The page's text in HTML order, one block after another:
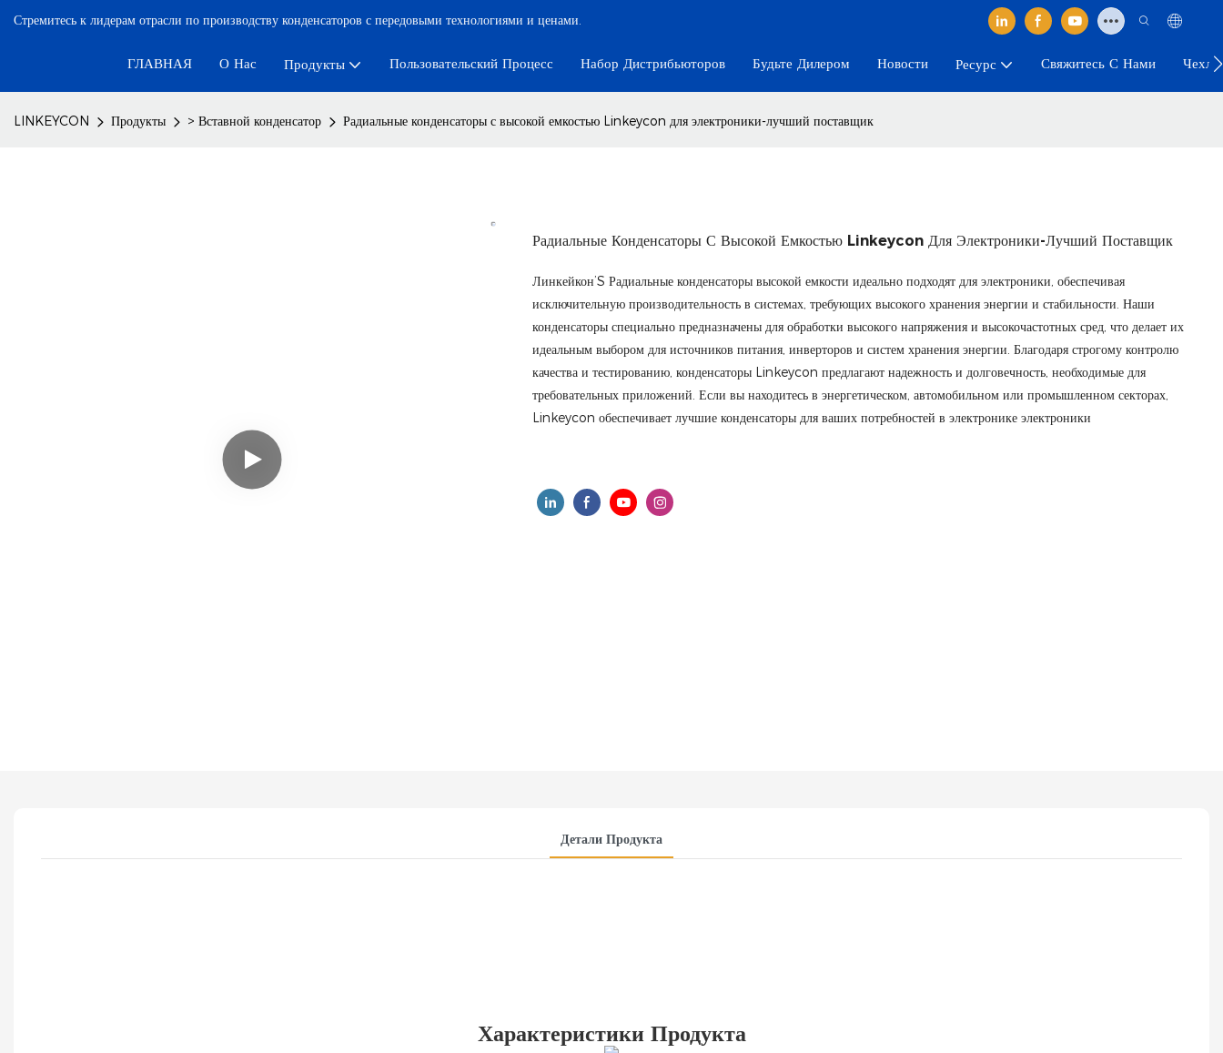
Стремитесь к лидерам отрасли по производству конденсаторов с передовыми технологиями и ценами.
ГЛАВНАЯ О Нас Продукты Пользовательский Процесс Набор Дистрибьюторов Будьте Дилером Новости Ресурс Свяжитесь С Нами Чехлы
LINKEYCON Продукты > Вставной конденсатор Радиальные конденсаторы с высокой емкостью Linkeycon для электроники-лучший поставщик
Радиальные Конденсаторы С Высокой Емкостью Linkeycon Для Электроники-Лучший Поставщик
Линкейкон’S Радиальные конденсаторы высокой емкости идеально подходят для электроники, обеспечивая
исключительную производительность в системах, требующих высокого хранения энергии и стабильности. Наши
конденсаторы специально предназначены для обработки высокого напряжения и высокочастотных сред, что делает их
идеальным выбором для источников питания, инверторов и систем хранения энергии. Благодаря строгому контролю
качества и тестированию, конденсаторы Linkeycon предлагают надежность и долговечность, необходимые для
требовательных приложений. Если вы находитесь в энергетическом, автомобильном или промышленном секторах,
Linkeycon обеспечивает лучшие конденсаторы для ваших потребностей в электронике электроники
Детали Продукта
Характеристики Продукта